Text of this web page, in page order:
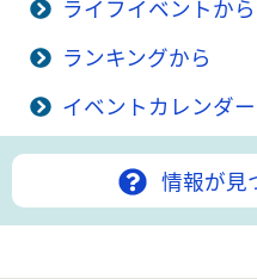
ライフイベントから
ランキングから
イベントカレンダ
情報が見